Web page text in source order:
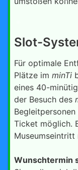
Slot-
Für optimale
Plätze im minTi
eines 40-
der Besuch des
Ticket möglich.
Wunschtermin